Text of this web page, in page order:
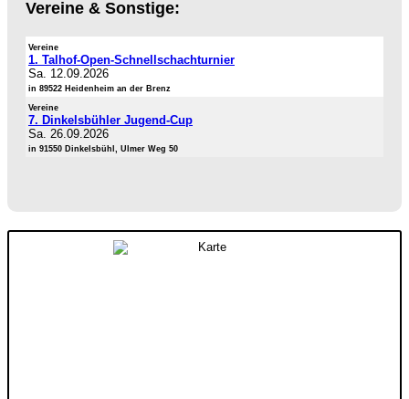
Vereine & Sonstige:
Vereine
1. Talhof-Open-Schnellschachturnier
Sa. 12.09.2026
in 89522 Heidenheim an der Brenz
Vereine
7. Dinkelsbühler Jugend-Cup
Sa. 26.09.2026
in 91550 Dinkelsbühl, Ulmer Weg 50